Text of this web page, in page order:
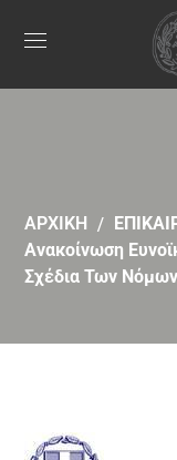
ΑΡΧΙΚΗ
Ανακοίνωση
Σχέδια Των